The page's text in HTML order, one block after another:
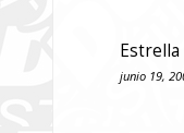
Estrella
junio 19,